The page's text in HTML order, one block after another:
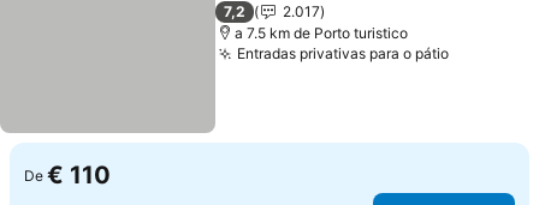
7,2
2.017
a 7.5 km de Porto turistico
Entradas privativas para o pátio
De € 110